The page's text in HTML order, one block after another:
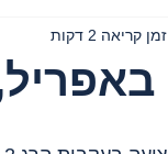
זמן קריאה 2 דקות